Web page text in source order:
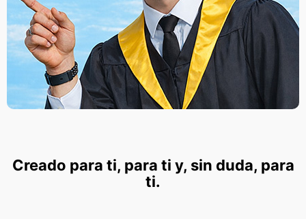
Creado para ti, para ti y, sin duda, para
ti.